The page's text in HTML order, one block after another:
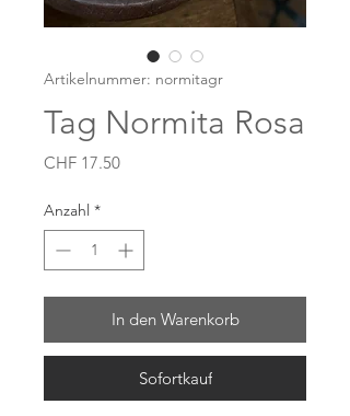
Artikelnummer: normitagr
Tag Normita Rosa
CHF 17.50Preis
Anzahl *
In den Warenkorb
Sofortkauf